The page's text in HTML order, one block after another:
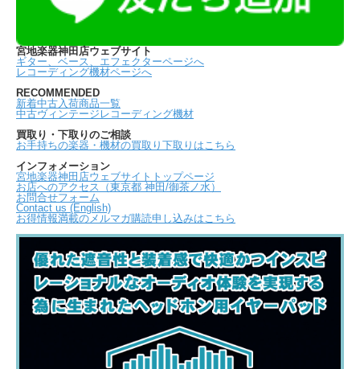
宮地楽器神田店ウェブサイト
ギター、ベース、エフェクターページへ
レコーディング機材ページへ
RECOMMENDED
新着中古入荷商品一覧
中古ヴィンテージレコーディング機材
買取り・下取りのご相談
お手持ちの楽器・機材の買取り下取りはこちら
インフォメーション
宮地楽器神田店ウェブサイトトップページ
お店へのアクセス（東京都 神田/御茶ノ水）
お問合せフォーム
Contact us (English)
お得情報満載のメルマガ購読申し込みはこちら